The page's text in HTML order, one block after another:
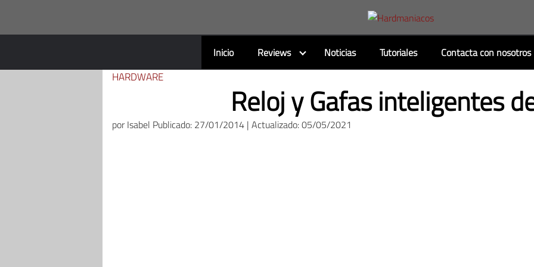
contenido
Inicio
Reviews Noticias Tutoriales Contacta con nosotros
HARDWARE
Reloj y Gafas inteligentes
porIsabel Publicado: 27/01/2014 | Actualizado: 05/05/2021